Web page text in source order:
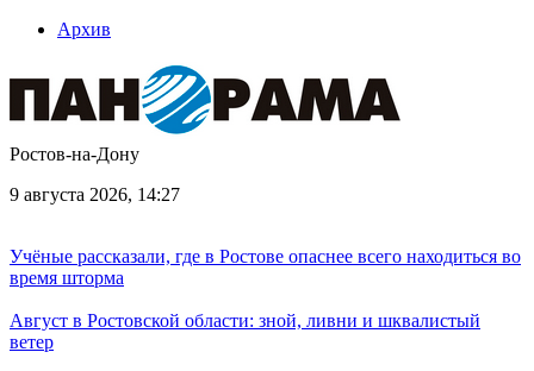
Архив
Ростов-на-Дону
9 августа 2026, 14:27
Учёные рассказали, где в Ростове опаснее всего находиться во
время шторма
Август в Ростовской области: зной, ливни и шквалистый
ветер